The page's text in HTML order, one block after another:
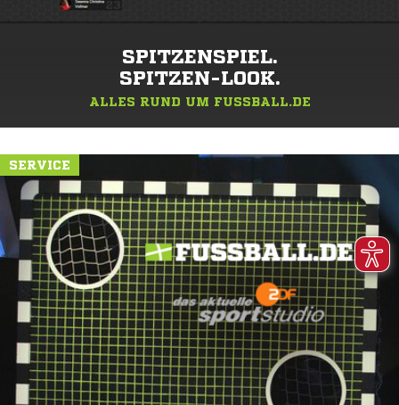
SPITZENSPIEL.
SPITZEN-LOOK.
ALLES RUND UM FUSSBALL.DE
SERVICE